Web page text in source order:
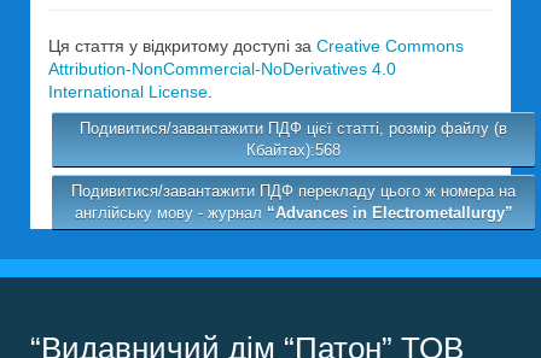
Ця стаття у відкритому доступі за Creative Commons
Attribution-NonCommercial-NoDerivatives 4.0
International License
Подивитися/завантажити ПДФ цієї статті, розмір файлу (в
Кбайтах):568
Подивитися/завантажити ПДФ перекладу цього ж номера на
англійську мову - журнал “Advances in Electrometallurgy”
“Видавничий дім “Патон” ТОВ